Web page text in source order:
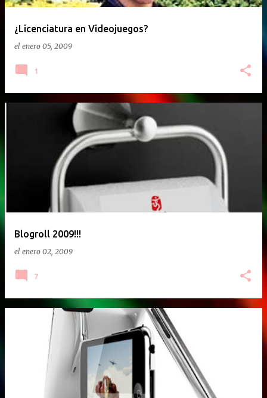
¿Licenciatura en Videojuegos?
el enero 05, 2009
1
Blogroll 2009!!!
el enero 02, 2009
7